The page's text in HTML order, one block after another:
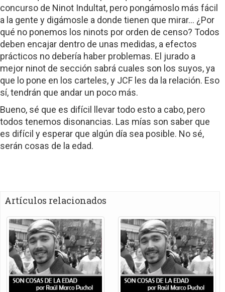
concurso de Ninot Indultat, pero pongámoslo más fácil
a la gente y digámosle a donde tienen que mirar… ¿Por
qué no ponemos los ninots por orden de censo? Todos
deben encajar dentro de unas medidas, a efectos
prácticos no debería haber problemas. El jurado a
mejor ninot de sección sabrá cuales son los suyos, ya
que lo pone en los carteles, y JCF les da la relación. Eso
sí, tendrán que andar un poco más.
Bueno, sé que es difícil llevar todo esto a cabo, pero
todos tenemos disonancias. Las mías son saber que
es difícil y esperar que algún día sea posible. No sé,
serán cosas de la edad.
Artículos relacionados